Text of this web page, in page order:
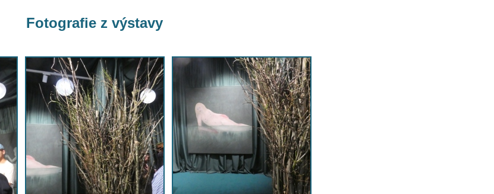
Fotografie z výstavy